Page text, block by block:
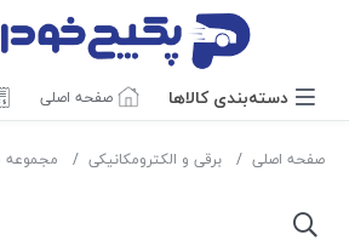
دسته‌بندی‌ کالاها صفحه اصلی
صفحه اصلی برقی و الکترومکانیکی مجموعه